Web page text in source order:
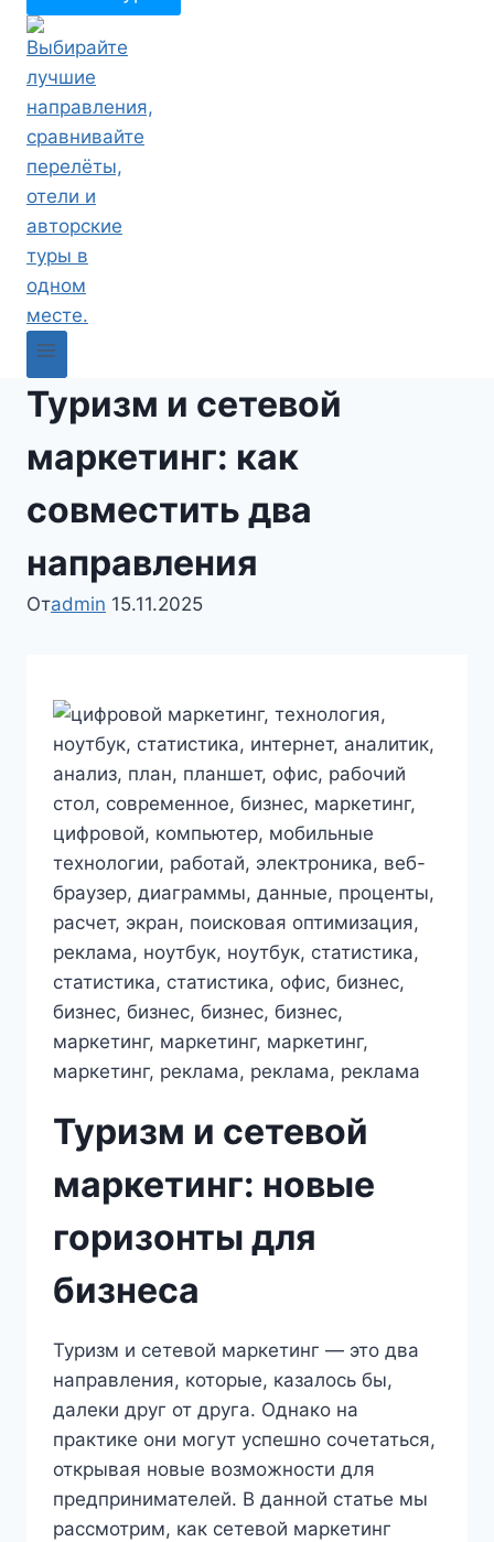
Туризм и сетевой
маркетинг: как
совместить два
направления
Отadmin 15.11.2025
Туризм и сетевой
маркетинг: новые
горизонты для
бизнеса
Туризм и сетевой маркетинг — это два
направления, которые, казалось бы,
далеки друг от друга. Однако на
практике они могут успешно сочетаться,
открывая новые возможности для
предпринимателей. В данной статье мы
рассмотрим, как сетевой маркетинг